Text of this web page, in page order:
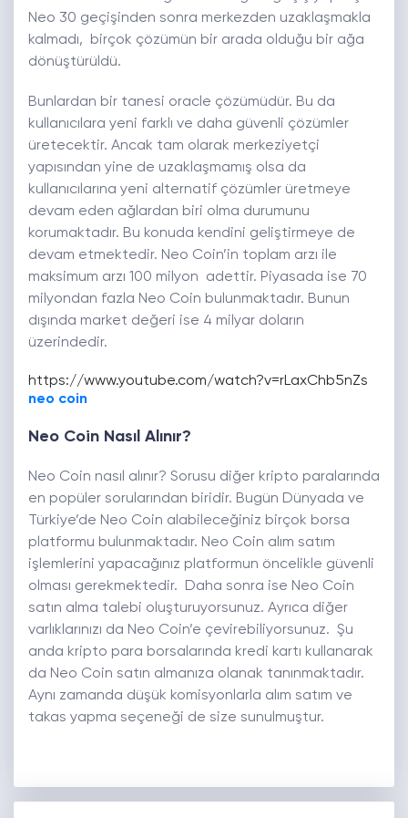
Neo 30 geçişinden sonra merkezden uzaklaşmakla
kalmadı, birçok çözümün bir arada olduğu bir ağa
dönüştürüldü.
Bunlardan bir tanesi oracle çözümüdür. Bu da
kullanıcılara yeni farklı ve daha güvenli çözümler
üretecektir. Ancak tam olarak merkeziyetçi
yapısından yine de uzaklaşmamış olsa da
kullanıcılarına yeni alternatif çözümler üretmeye
devam eden ağlardan biri olma durumunu
korumaktadır. Bu konuda kendini geliştirmeye de
devam etmektedir. Neo Coin’in toplam arzı ile
maksimum arzı 100 milyon adettir. Piyasada ise 70
milyondan fazla Neo Coin bulunmaktadır. Bunun
dışında market değeri ise 4 milyar doların
üzerindedir.
https://www.youtube.com/watch?v=rLaxChb5nZs
neo coin
Neo Coin Nasıl Alınır?
Neo Coin nasıl alınır? Sorusu diğer kripto paralarında
en popüler sorularından biridir. Bugün Dünyada ve
Türkiye’de Neo Coin alabileceğiniz birçok borsa
platformu bulunmaktadır. Neo Coin alım satım
işlemlerini yapacağınız platformun öncelikle güvenli
olması gerekmektedir. Daha sonra ise Neo Coin
satın alma talebi oluşturuyorsunuz. Ayrıca diğer
varlıklarınızı da Neo Coin’e çevirebiliyorsunuz. Şu
anda kripto para borsalarında kredi kartı kullanarak
da Neo Coin satın almanıza olanak tanınmaktadır.
Aynı zamanda düşük komisyonlarla alım satım ve
takas yapma seçeneği de size sunulmuştur.